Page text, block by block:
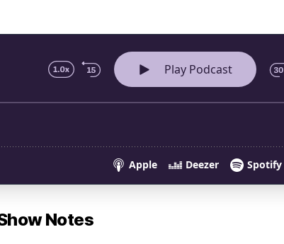
Notes